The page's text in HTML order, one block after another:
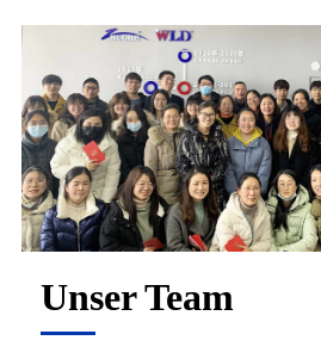
Unser Team